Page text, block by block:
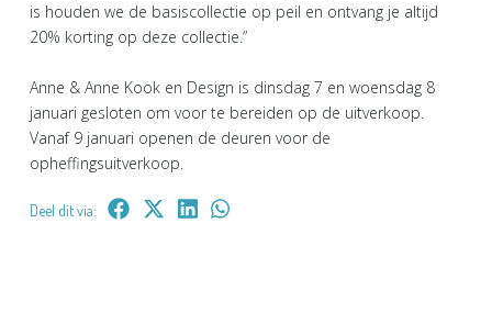
is houden we de basiscollectie op peil en ontvang je altijd
20% korting op deze collectie.”
Anne & Anne Kook en Design is dinsdag 7 en woensdag 8
januari gesloten om voor te bereiden op de uitverkoop.
Vanaf 9 januari openen de deuren voor de
opheffingsuitverkoop.
Deel dit via: